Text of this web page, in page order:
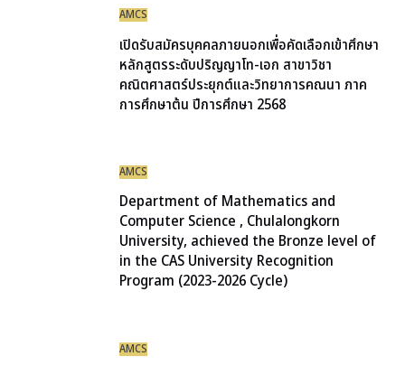
AMCS
เปิดรับสมัครบุคคลภายนอกเพื่อคัดเลือกเข้าศึกษา
หลักสูตรระดับปริญญาโท-เอก สาขาวิชา
คณิตศาสตร์ประยุกต์และวิทยาการคณนา ภาค
การศึกษาต้น ปีการศึกษา 2568
AMCS
Department of Mathematics and
Computer Science , Chulalongkorn
University, achieved the Bronze level of
in the CAS University Recognition
Program (2023-2026 Cycle)
AMCS